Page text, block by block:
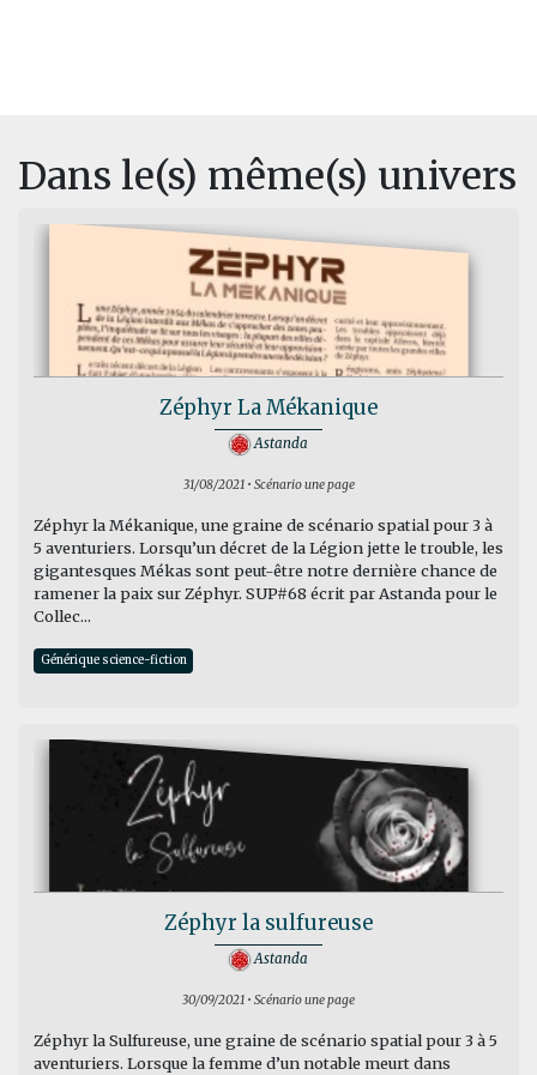
Dans le(s) même(s) univers
Zéphyr La Mékanique
Astanda
31/08/2021 • Scénario une page
Zéphyr la Mékanique, une graine de scénario spatial pour 3 à
5 aventuriers. Lorsqu’un décret de la Légion jette le trouble, les
gigantesques Mékas sont peut-être notre dernière chance de
ramener la paix sur Zéphyr. SUP#68 écrit par Astanda pour le
Collec...
Générique science-fiction
Zéphyr la sulfureuse
Astanda
30/09/2021 • Scénario une page
Zéphyr la Sulfureuse, une graine de scénario spatial pour 3 à 5
aventuriers. Lorsque la femme d’un notable meurt dans